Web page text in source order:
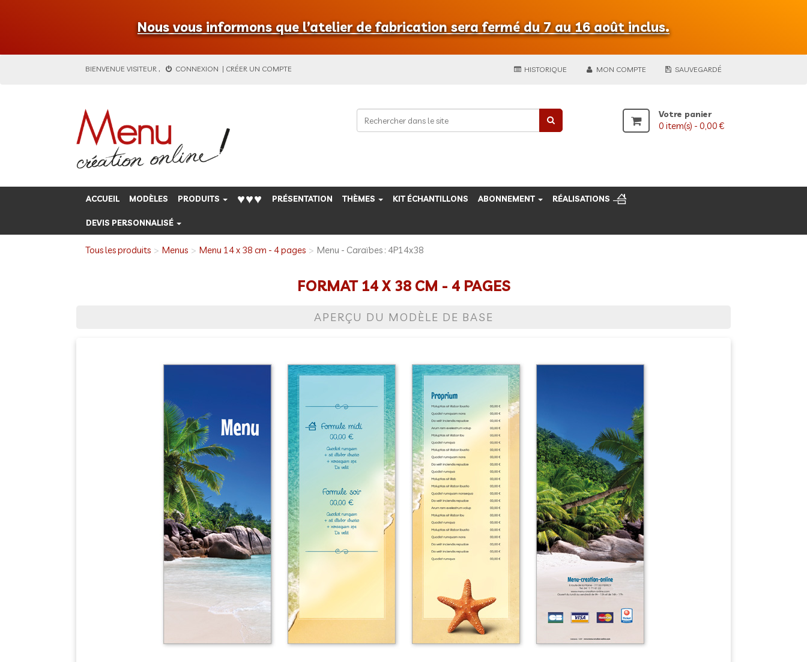
Nous vous informons que l’atelier de fabrication sera fermé du 7 au 16 août inclus.
BIENVENUE VISITEUR , CONNEXION | CRÉER UN COMPTE HISTORIQUE MON COMPTE SAUVEGARDÉ
Votre panier
0 item(s) - 0,00 €
ACCUEIL MODÈLES PRODUITS ♥♥♥ PRÉSENTATION THÈMES KIT ÉCHANTILLONS ABONNEMENT RÉALISATIONS
DEVIS PERSONNALISÉ
Tous les produits Menus Menu 14 x 38 cm - 4 pages Menu - Caraïbes : 4P14x38
FORMAT 14 X 38 CM - 4 PAGES
APERÇU DU MODÈLE DE BASE